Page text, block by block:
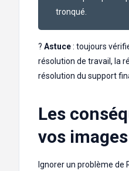
tronqué.
? Astuce: toujours
résolution de travail, la
résolution du support
Les
vos
Ignorer un problème de